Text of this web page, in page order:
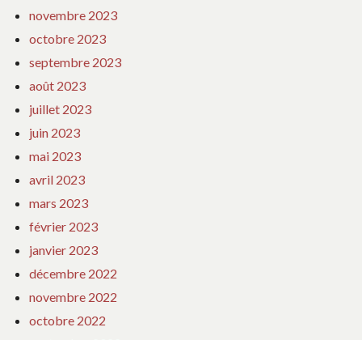
novembre 2023
octobre 2023
septembre 2023
août 2023
juillet 2023
juin 2023
mai 2023
avril 2023
mars 2023
février 2023
janvier 2023
décembre 2022
novembre 2022
octobre 2022